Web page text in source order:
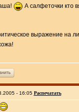
А салфеточки кто
выражение на
- 16:05 Распечатать